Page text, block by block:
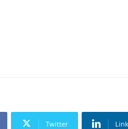
Twitter